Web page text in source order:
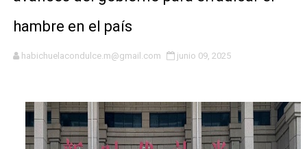
Ministerio de Defensa siembra esperanza y protege
MICM y CECCOM retienen 213,355 galones de
Bienes Nacionales recauda más de RD 57 millones en
El magistrado Henry Molina decidió no seguir en la
hambre en el país
habichuelacondulce.m@gmail.com junio 09, 2025